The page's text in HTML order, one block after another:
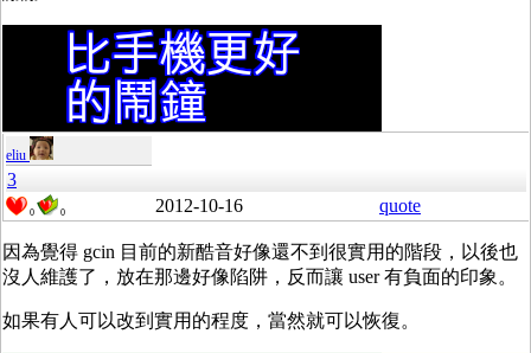
eliu
3
0 0 2012-10-16 quote
因為覺得 gcin 目前的新酷音好像還不到很實用的階段，以後也
沒人維護了，放在那邊好像陷阱，反而讓 user 有負面的印象。
如果有人可以改到實用的程度，當然就可以恢復。